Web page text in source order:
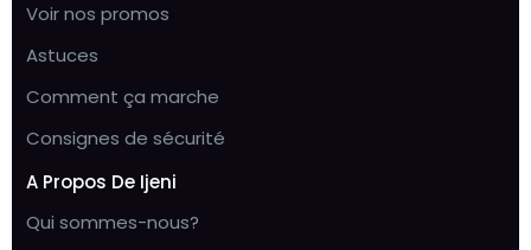
Voir nos promos
Astuces
Comment ça marche
Consignes de sécurité
A Propos De Ijeni
Qui sommes-nous?